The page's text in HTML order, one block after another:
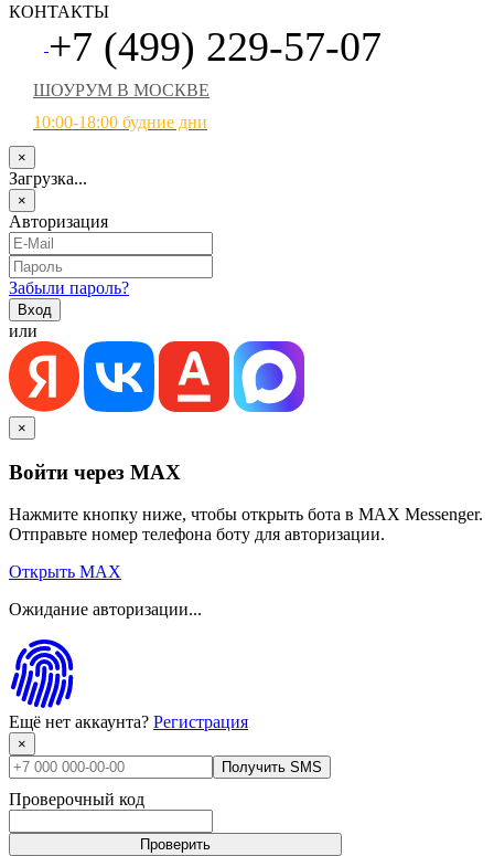
КОНТАКТЫ
+7 (499) 229-57-07
ШОУРУМ В МОСКВЕ
10:00-18:00 будние дни
×
Загрузка...
×
Авторизация
Забыли пароль?
или
×
Войти через MAX
Нажмите кнопку ниже, чтобы открыть бота в MAX Messenger.
Отправьте номер телефона боту для авторизации.
Открыть MAX
Ожидание авторизации...
Ещё нет аккаунта? Регистрация
×
Получить SMS
Проверочный код
Проверить